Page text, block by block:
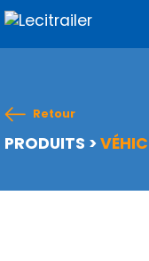
Retour
PRODUITS >